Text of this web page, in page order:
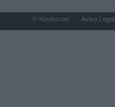
© Kiosko.net Aviso Legal